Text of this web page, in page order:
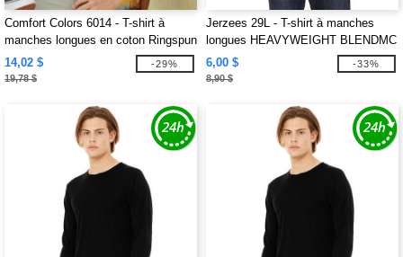
Comfort Colors 6014 - T-shirt à
manches longues en coton Ringspun
6,1 onces
14,02 $
19,78 $
-29%
Jerzees 29L - T-shirt à manches
longues HEAVYWEIGHT BLENDMC
50/50, 9,3 oz deMC
6,00 $
8,90 $
-33%